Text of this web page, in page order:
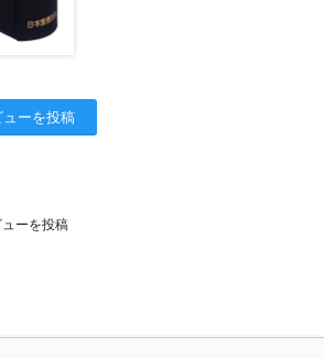
ーを投稿
ーを投稿